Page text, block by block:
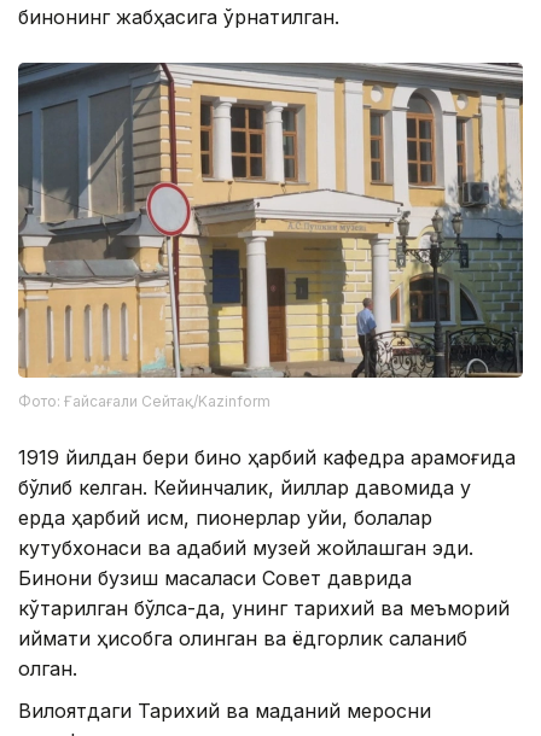
бинонинг жабҳасига ўрнатилган.
Фото: Ғайсағали Сейтақ/Kazinform
1919 йилдан бери бино ҳарбий кафедра қарамоғида
бўлиб келган. Кейинчалик, йиллар давомида у
ерда ҳарбий қисм, пионерлар уйи, болалар
кутубхонаси ва адабий музей жойлашган эди.
Бинони бузиш масаласи Совет даврида
кўтарилган бўлса-да, унинг тарихий ва меъморий
қиймати ҳисобга олинган ва ёдгорлик сақланиб
қолган.
Вилоятдаги Тарихий ва маданий меросни